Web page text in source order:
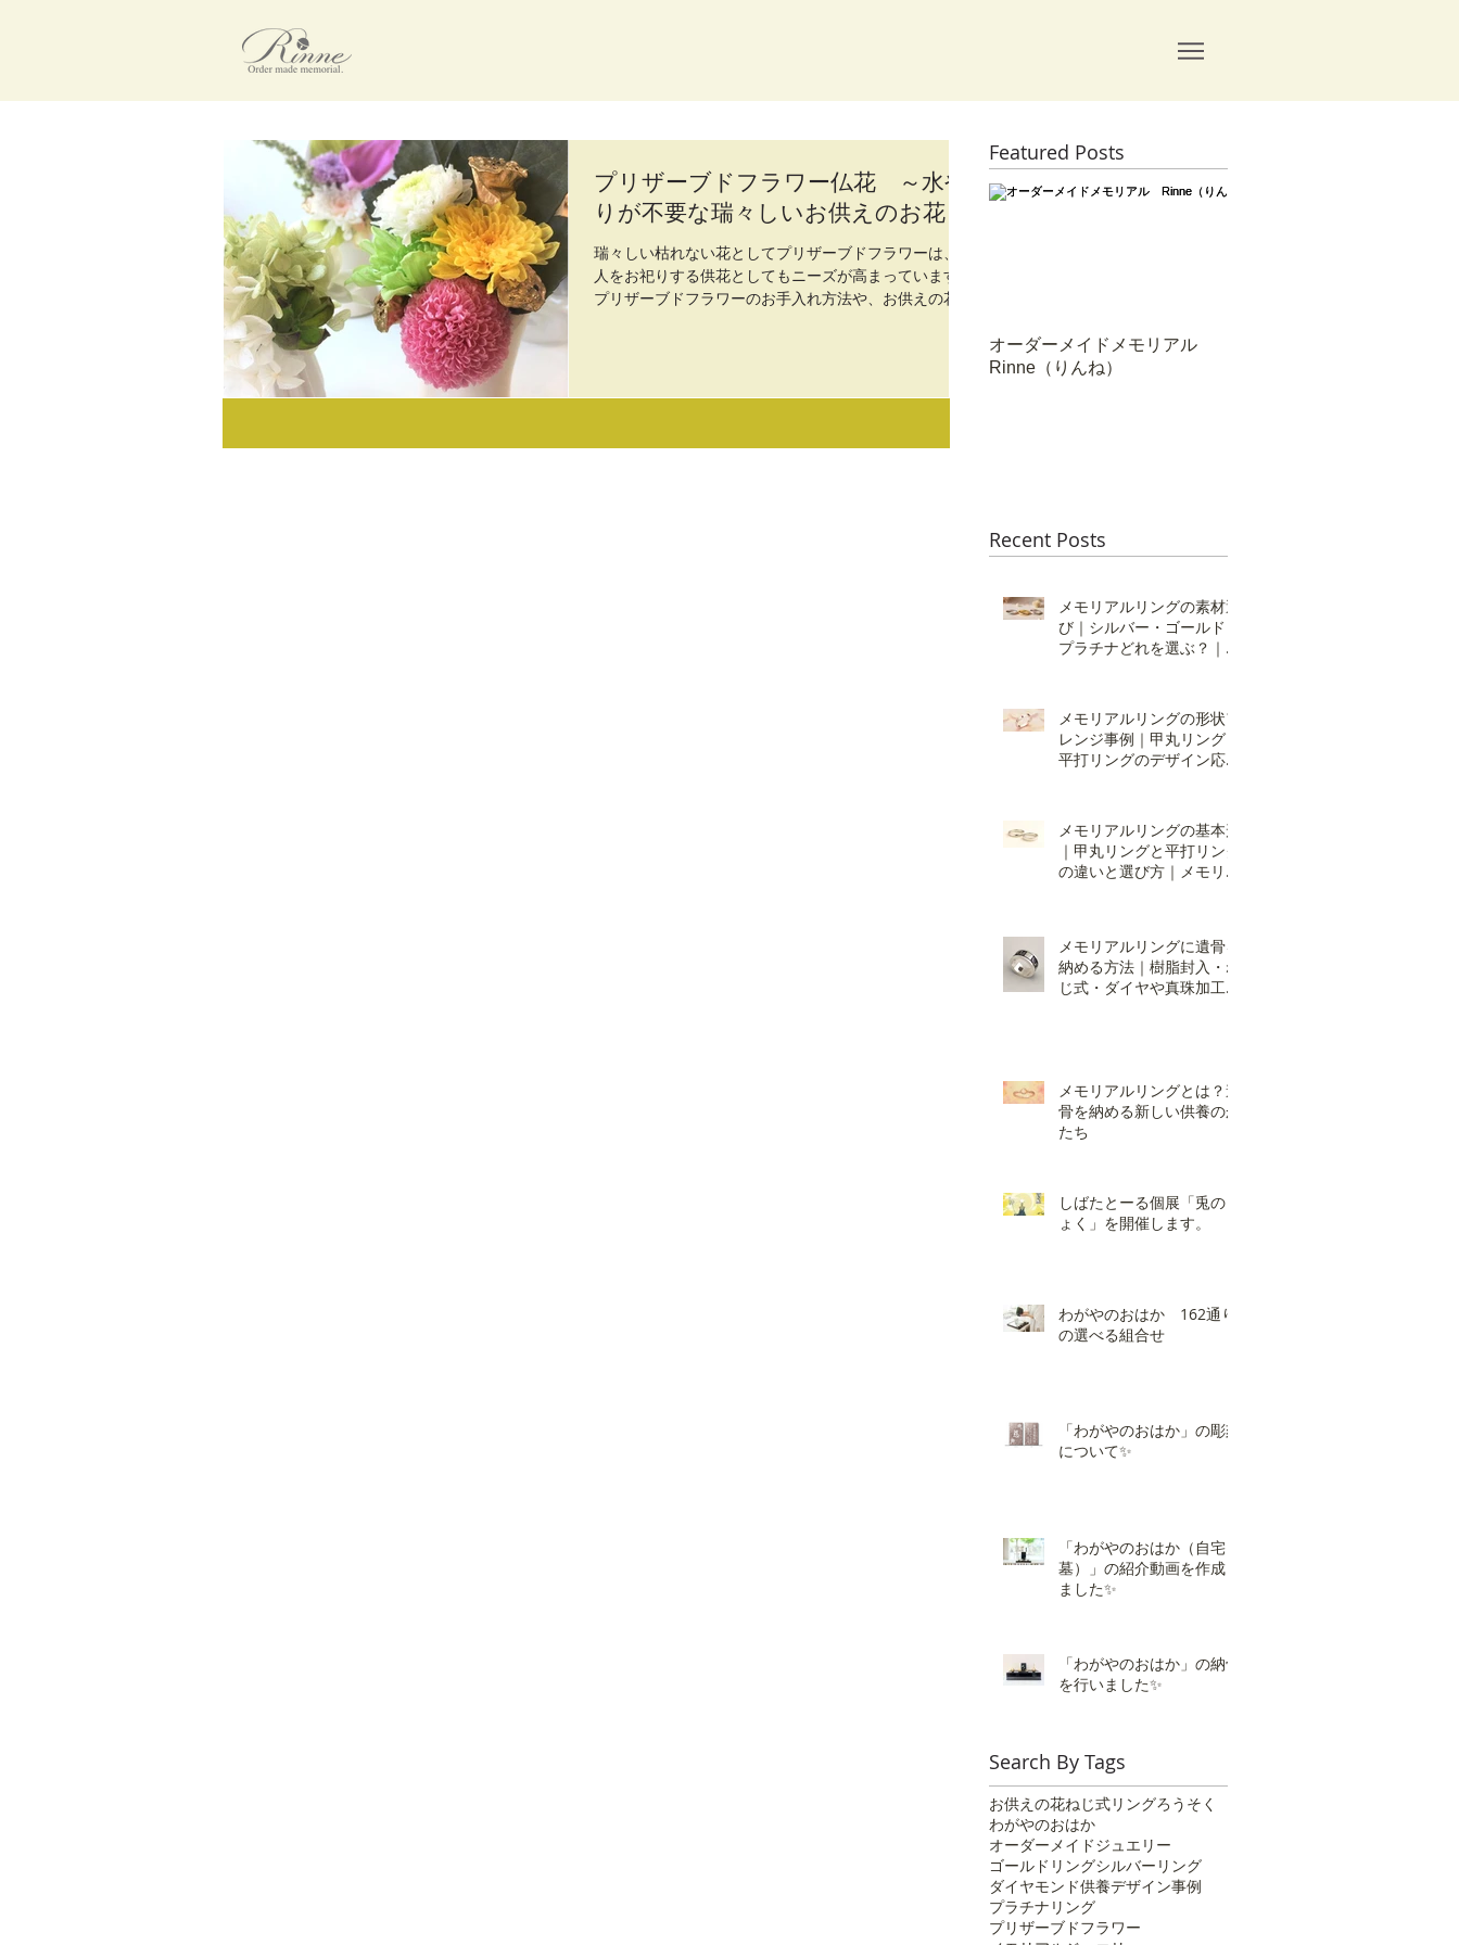
プリザーブドフラワー仏花 ～水や
りが不要な瑞々しいお供えのお花～
瑞々しい枯れない花としてプリザーブドフラワーは、故
人をお祀りする供花としてもニーズが高まっています。
プリザーブドフラワーのお手入れ方法や、お供えの花と
Featured Posts
オーダーメイドメモリアル
Rinne（りんね）
Recent Posts
メモリアルリングの素材選
び｜シルバー・ゴールド・
プラチナどれを選ぶ？｜オ
メモリアルリングの形状ア
レンジ事例｜甲丸リング・
平打リングのデザイン応用
メモリアルリングの基本形
｜甲丸リングと平打リング
の違いと選び方｜メモリア
メモリアルリングに遺骨を
納める方法｜樹脂封入・ね
じ式・ダイヤや真珠加工の
メモリアルリングとは？遺
骨を納める新しい供養のか
たち
しばたとーる個展「兎のき
ょく」を開催します。
わがやのおはか 162通り
の選べる組合せ
「わがやのおはか」の彫刻
について✨
「わがやのおはか（自宅
墓）」の紹介動画を作成し
ました✨
「わがやのおはか」の納骨
を行いました✨️
Search By Tags
お供えの花ねじ式リングろうそく
わがやのおはか
オーダーメイドジュエリー
ゴールドリングシルバーリング
ダイヤモンド供養デザイン事例
プラチナリング
プリザーブドフラワー